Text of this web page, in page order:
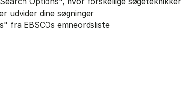
udvider dine søgninger
fra EBSCOs emneordsliste